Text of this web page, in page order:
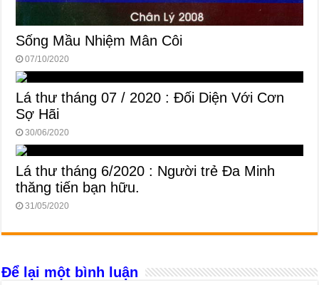
Sống Mầu Nhiệm Mân Côi
07/10/2020
Lá thư tháng 07 / 2020 : Đối Diện Với Cơn
Sợ Hãi
30/06/2020
Lá thư tháng 6/2020 : Người trẻ Đa Minh
thăng tiến bạn hữu.
31/05/2020
Để lại một bình luận